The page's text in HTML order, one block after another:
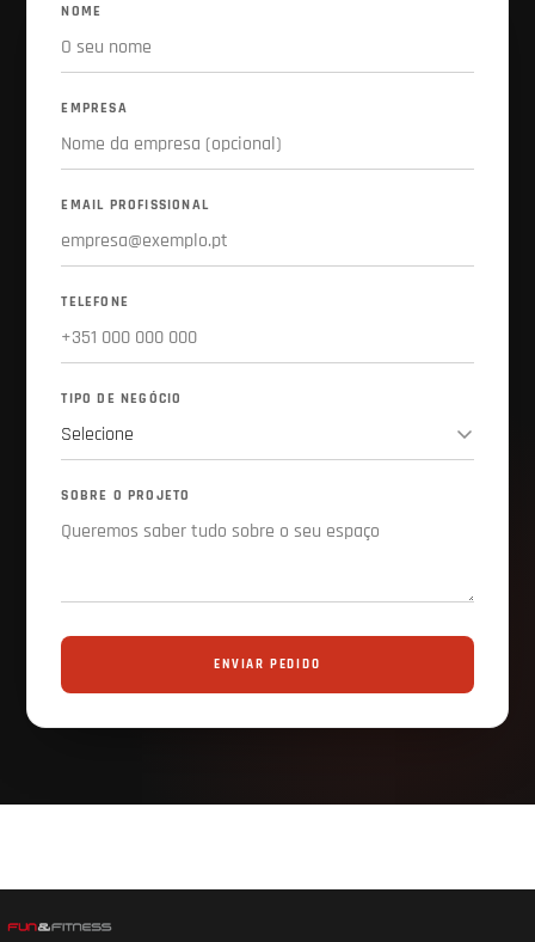
NOME
EMPRESA
EMAIL PROFISSIONAL
TELEFONE
TIPO DE NEGÓCIO
SOBRE O PROJETO
ENVIAR PEDIDO